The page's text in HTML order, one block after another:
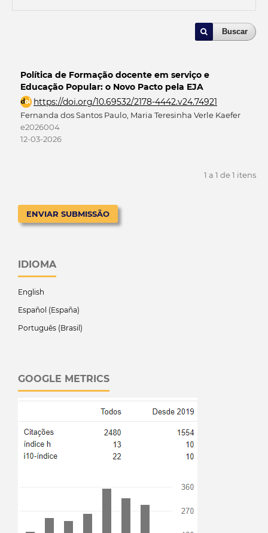
Buscar
Política de Formação docente em serviço e
Educação Popular: o Novo Pacto pela EJA
https://doi.org/10.69532/2178-4442.v24.74921
Fernanda dos Santos Paulo, Maria Teresinha Verle Kaefer
e2026004
12-03-2026
1 a 1 de 1 itens
ENVIAR SUBMISSÃO
IDIOMA
English
Español (España)
Português (Brasil)
GOOGLE METRICS